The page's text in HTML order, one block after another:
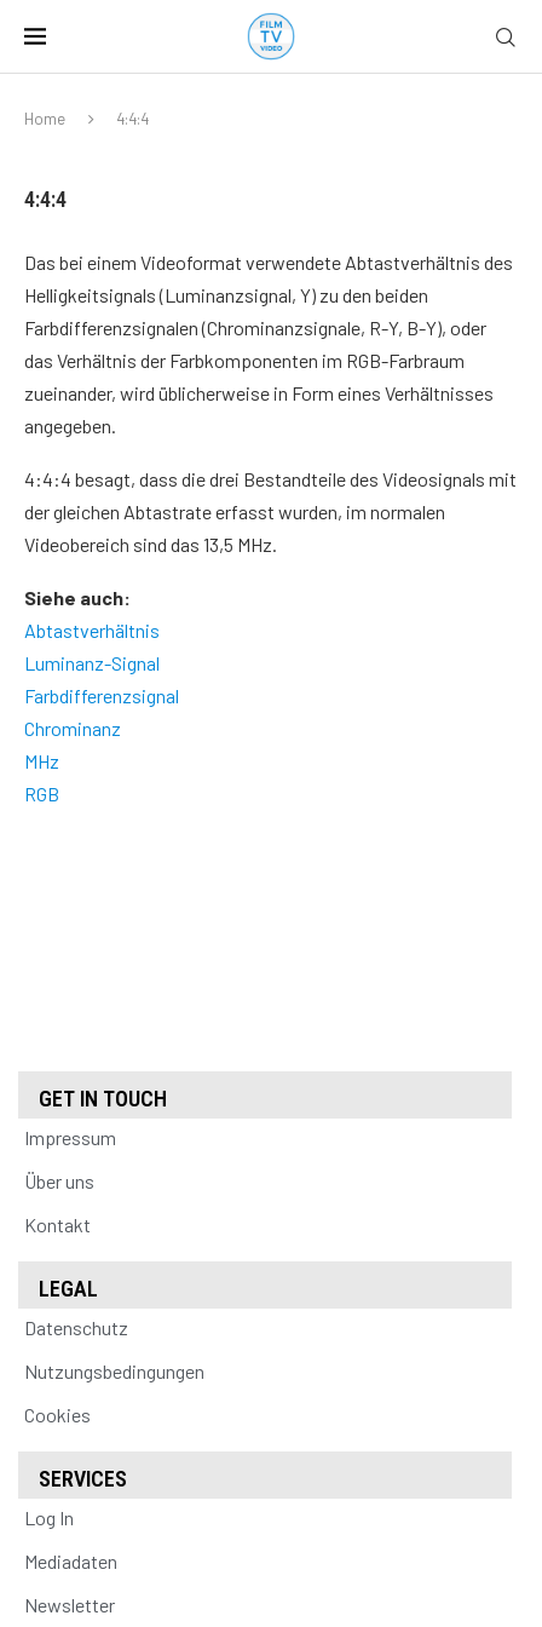
Home 4:4:4
4:4:4
Das bei einem Videoformat verwendete Abtastverhältnis des
Helligkeitsignals (Luminanzsignal, Y) zu den beiden
Farbdifferenzsignalen (Chrominanzsignale, R-Y, B-Y), oder
das Verhältnis der Farbkomponenten im RGB-Farbraum
zueinander, wird üblicherweise in Form eines Verhältnisses
angegeben.
4:4:4 besagt, dass die drei Bestandteile des Videosignals mit
der gleichen Abtastrate erfasst wurden, im normalen
Videobereich sind das 13,5 MHz.
Siehe auch:
Abtastverhältnis
Luminanz-Signal
Farbdifferenzsignal
Chrominanz
MHz
RGB
GET IN TOUCH
Impressum
Über uns
Kontakt
LEGAL
Datenschutz
Nutzungsbedingungen
Cookies
SERVICES
Log In
Mediadaten
Newsletter